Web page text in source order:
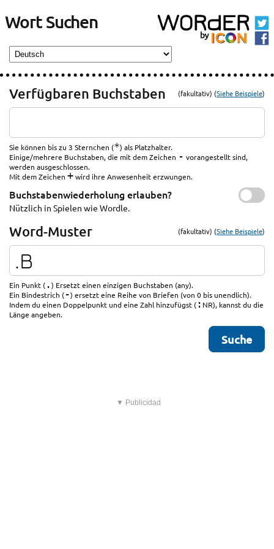
Wort Suchen
Verfügbaren Buchstaben (fakultativ) (Siehe Beispiele)
Sie können bis zu 3 Sternchen (*) als Platzhalter.
Einige/mehrere Buchstaben, die mit dem Zeichen - vorangestellt sind,
werden ausgeschlossen.
Mit dem Zeichen +wird ihre Anwesenheit erzwungen.
Buchstabenwiederholung erlauben?
Nützlich in Spielen wie Wordle.
Word-Muster (fakultativ) (Siehe Beispiele)
Ein Punkt (.) Ersetzt einen einzigen Buchstaben (any).
Ein Bindestrich (-) ersetzt eine Reihe von Briefen (von 0 bis unendlich).
Indem du einen Doppelpunkt und eine Zahl hinzufügst (: NR), kannst du die
Länge angeben.
▼ Publicidad